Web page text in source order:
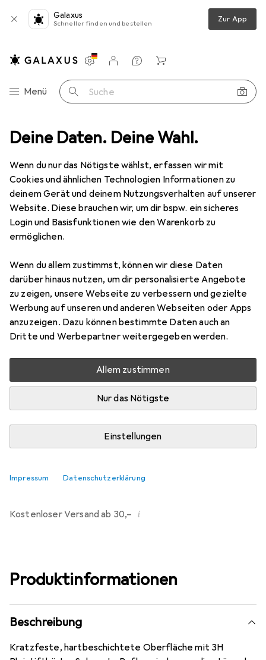
Deine Daten. Deine Wahl.
Wenn du nur das Nötigste wählst, erfassen wir mit
Cookies und ähnlichen Technologien Informationen zu
deinem Gerät und deinem Nutzungsverhalten auf unserer
Website. Diese brauchen wir, um dir bspw. ein sicheres
Login und Basisfunktionen wie den Warenkorb zu
ermöglichen.
Wenn du allem zustimmst, können wir diese Daten
darüber hinaus nutzen, um dir personalisierte Angebote
zu zeigen, unsere Webseite zu verbessern und gezielte
Werbung auf unseren und anderen Webseiten oder Apps
anzuzeigen. Dazu können bestimmte Daten auch an
Dritte und Werbepartner weitergegeben werden.
Allem zustimmen
Nur das Nötigste
Einstellungen
Impressum Datenschutzerklärung
Galaxus
Schneller finden und bestellen Zur App
Navigation nach Kategorien
Menü Suche
Einstellungen
Kundenkonto
Vergleichslisten
Merklisten
Warenkorb
Smartwatch Schutzfolie Dipos Displayschutzfolie Antireflex
5 Bilder
DiposDisplayschutzfolie Antireflex
EUR
5,89
80
Bewertungen Marke
Mehr von Dipos
Mehr als 10 Stück an Lager beim Drittanbieter
Lieferort angeben für genaue Lieferzeit
In den Warenkorb
Vergleichen
Kostenloser Versand ab 30,– i
Produktinformationen
Beschreibung
Kratzfeste, hartbeschichtete Oberfläche mit 3H